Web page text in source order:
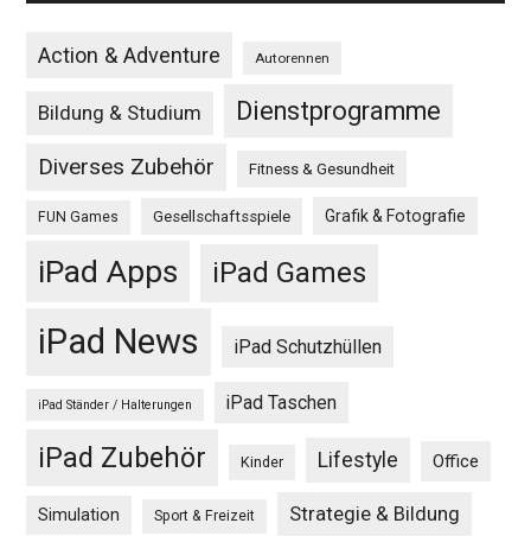
Action & Adventure Autorennen
Bildung & Studium Dienstprogramme
Diverses Zubehör Fitness & Gesundheit
FUN Games Gesellschaftsspiele Grafik & Fotografie
iPad Apps iPad Games
iPad News iPad Schutzhüllen
iPad Ständer / Halterungen iPad Taschen
iPad Zubehör Kinder Lifestyle Office
Simulation Sport & Freizeit Strategie & Bildung